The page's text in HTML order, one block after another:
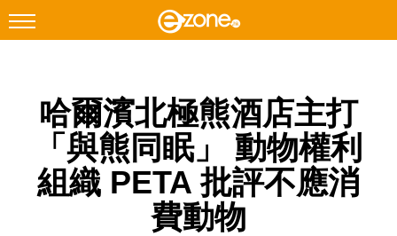
Facebook Instagram
網絡生活
哈爾濱北極熊酒店主打
「與熊同眠」 動物權利
組織 PETA 批評不應消
費動物